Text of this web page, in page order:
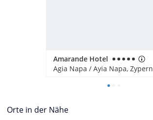
Amarande Hotel
Agia Napa / Ayia Napa, Zypern
Orte in der Nähe